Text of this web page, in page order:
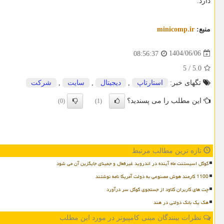
منبع: minicomp.ir
1404/06/06
08:56:37
5.0
/
5
تگهای خبر:
استارتاپ دیجیتال سایت شركت
این مطلب را می پسندید؟ (1)
(0)
تازه ترین مطالب مرتبط
گوگل اسیستنت ماه آینده در اندروید غیرفعال و جمینای جایگزین آن می شود
1100 کارمند هوش مصنوعی به دولت آمریکا نامه نوشتند
چت های کاربران کلاود از جستجوی گوگل سر درآورد
هک یک بانک دولتی در هند
نظرات بینندگان مینی کامپیوتر در مورد این مطلب